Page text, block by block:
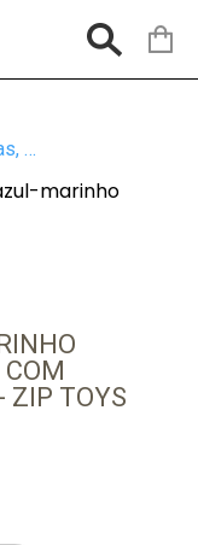
Bonecos, Pelucias, Naninhas
ZIP TOYS